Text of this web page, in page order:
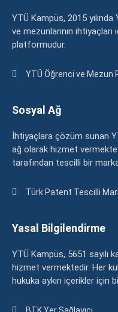
YTÜ Kampüs, 2015
ve mezunlarının
platformudur.
YTÜ Öğrenci ve Mezun
Sosyal Ağ
İhtiyaçlara çözüm sunan
ağ olarak hizmet
tarafından tescilli bir
Türk Patent Tescilli
Yasal Bilgilendirme
YTÜ Kampüs, 5651 sayılı
hizmet vermektedir. Her
hukuka aykırı içerikler için
BTK Yer Sağlayıcı